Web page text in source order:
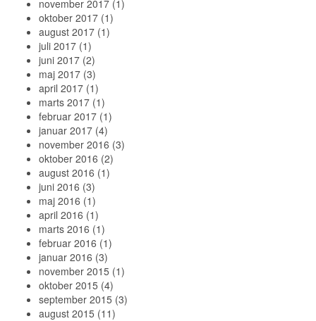
november 2017 (1)
oktober 2017 (1)
august 2017 (1)
juli 2017 (1)
juni 2017 (2)
maj 2017 (3)
april 2017 (1)
marts 2017 (1)
februar 2017 (1)
januar 2017 (4)
november 2016 (3)
oktober 2016 (2)
august 2016 (1)
juni 2016 (3)
maj 2016 (1)
april 2016 (1)
marts 2016 (1)
februar 2016 (1)
januar 2016 (3)
november 2015 (1)
oktober 2015 (4)
september 2015 (3)
august 2015 (11)